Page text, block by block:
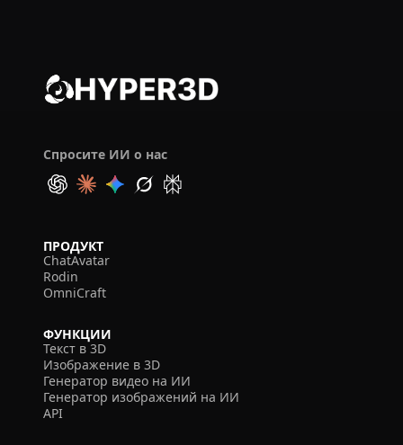
Спросите ИИ о нас
ПРОДУКТ
ChatAvatar
Rodin
OmniCraft
ФУНКЦИИ
Текст в 3D
Изображение в 3D
Генератор видео на ИИ
Генератор изображений на ИИ
API